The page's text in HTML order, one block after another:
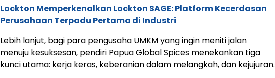
Lockton Memperkenalkan Lockton SAGE: Platform Kecerdasan
Perusahaan Terpadu Pertama di Industri
Lebih lanjut, bagi para pengusaha UMKM yang ingin meniti jalan
menuju kesuksesan, pendiri Papua Global Spices menekankan tiga
kunci utama: kerja keras, keberanian dalam melangkah, dan kejujuran.